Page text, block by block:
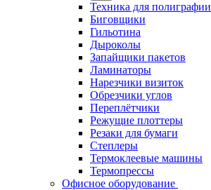
Техника для полиграфии
Биговщики
Гильотина
Дыроколы
Запайщики пакетов
Ламинаторы
Нарезчики визиток
Обрезчики углов
Переплётчики
Режущие плоттеры
Резаки для бумаги
Степлеры
Термоклеевые машины
Термопрессы
Офисное оборудование